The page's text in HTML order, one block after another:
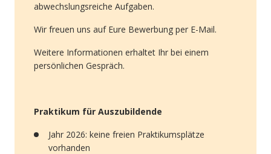
abwechslungsreiche Aufgaben.
Wir freuen uns auf Eure Bewerbung per E-Mail.
Weitere Informationen erhaltet Ihr bei einem
persönlichen Gespräch.
Praktikum für Auszubildende
Jahr 2026: keine freien Praktikumsplätze
vorhanden